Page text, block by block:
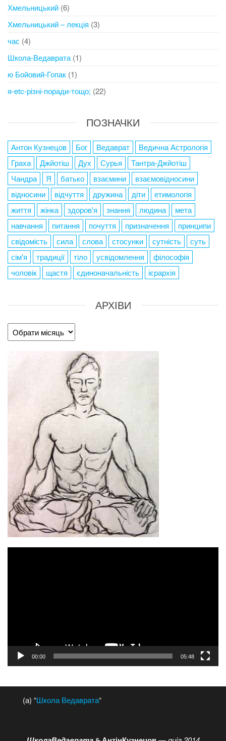
Хмельницький (6)
Хмельницький – лекція (3)
час (4)
Школа-Ведаврата (1)
ю Бойовий-Гопак (1)
я-etc-різні-поради-тощо; (22)
ПОЗНАЧКИ
Антон Кузнецов Бог Ведаврат
Ведична Астрологія
Граха
Джйотіш Дух Сурья
Тантра-Джйотіш
Чандра
Я батько взаємини
взаємовідносини
відносини
відчуття дружина діти
етимологія
життя
жінка здоров'я знання людина
мета
навчання
питання почуття призначення
принципи
свідомість
сила слова стосунки сутність
суть
сім'я
традиції тіло усвідомлення
філософія
чоловік
щастя єдиноначальність ієрархія
АРХІВИ
Архіви
00:00 05:48
(а) “Школа Ведаврата“